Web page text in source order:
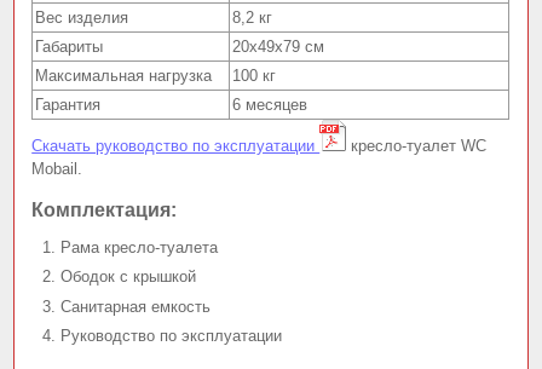
Вес изделия
8,2 кг
Габариты
20х49х79 см
Максимальная нагрузка
100 кг
Гарантия
6 месяцев
Скачать руководство по эксплуатации
кресло-туалет WC
Mobail.
Комплектация:
Рама кресло-туалета
Ободок с крышкой
Санитарная емкость
Руководство по эксплуатации